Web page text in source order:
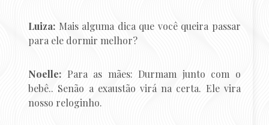
Luiza: Mais alguma dica que você queira passar
para ele dormir melhor?
Noelle: Para as mães: Durmam junto com o
bebê.. Senão a exaustão virá na certa. Ele vira
nosso reloginho.